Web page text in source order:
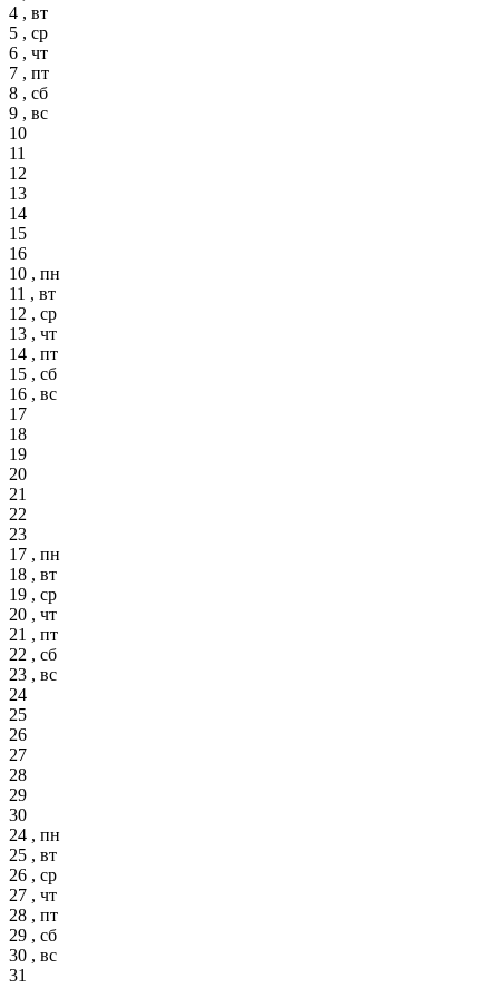
4 , вт
5 , ср
6 , чт
7 , пт
8 , сб
9 , вс
10
11
12
13
14
15
16
10 , пн
11 , вт
12 , ср
13 , чт
14 , пт
15 , сб
16 , вс
17
18
19
20
21
22
23
17 , пн
18 , вт
19 , ср
20 , чт
21 , пт
22 , сб
23 , вс
24
25
26
27
28
29
30
24 , пн
25 , вт
26 , ср
27 , чт
28 , пт
29 , сб
30 , вс
31